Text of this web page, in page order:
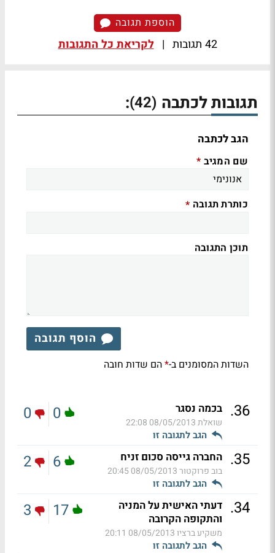
הוספת תגובה
42 תגובות | לקריאת כל התגובות
תגובות לכתבה (42)
:
הגב לכתבה
שם המגיב *
כותרת תגובה *
תוכן התגובה
הוסף תגובה
השדות המסומנים ב-*הם שדות חובה
36
. בכמה נסגר
שואלת08/05/2013 22:08
הגב לתגובה זו
0
0
35
. החברה גייסה סכום זניח
בוב פרוקטור08/05/2013 20:45
הגב לתגובה זו
6
2
34
. דעתי האישית על המניה
והתקופה הקרובה
משקיע ברציו08/05/2013 20:11
הגב לתגובה זו
17
3